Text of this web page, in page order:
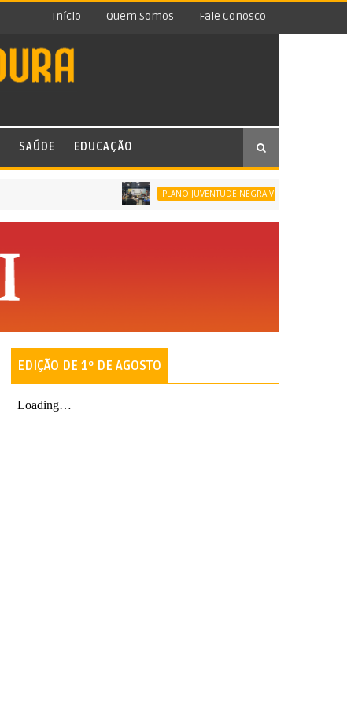
Início Quem Somos Fale Conosco
SAÚDE EDUCAÇÃO
PLANO JUVENTUDE NEGRA VIVA (PJNV)
EDIÇÃO DE 1º DE AGOSTO